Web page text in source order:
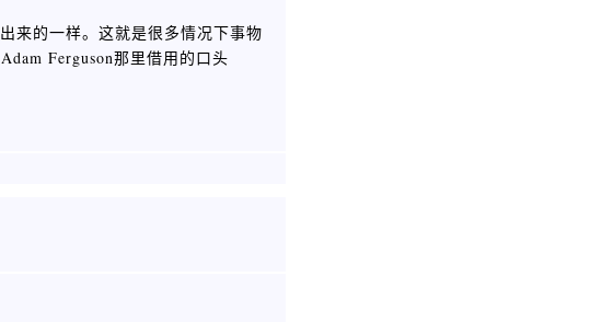
来的一样。这就是很多情况下事物
Ferguson那里借用的口头